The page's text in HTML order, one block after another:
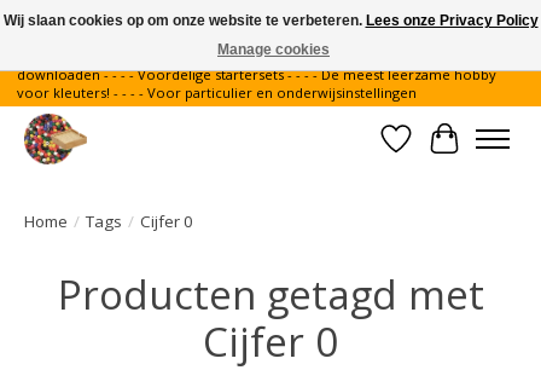
Gratis verzending binnen Nederland - - - - Legvoorbeelden gratis te
downloaden - - - - Voordelige startersets - - - - De meest leerzame hobby
voor kleuters! - - - - Voor particulier en onderwijsinstellingen
Verlanglijst
Home / Tags / Cijfer 0
Producten getagd met
Cijfer 0
Wij slaan cookies op om onze website te verbeteren. Lees onze Privacy Policy
Manage cookies